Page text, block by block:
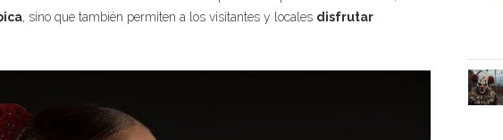
, sino que también permiten a los visitantes y locales disfrutar